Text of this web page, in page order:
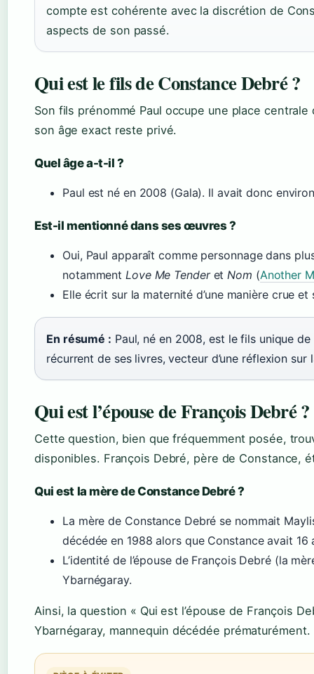
compte est cohérente avec la discrétion de
aspects de son passé.
Qui est le fils de Constance Debré ?
Son fils prénommé Paul occupe une place
son âge exact reste privé.
Quel âge a-t-il ?
Paul est né en 2008 (Gala). Il avait donc
Est-il mentionné dans ses œuvres ?
Oui, Paul apparaît comme personnage dans
notammentLove Me TenderetNom (Another
Elle écrit sur la maternité d’une manière crue
En résumé : Paul, né en 2008, est le fils unique
récurrent de ses livres, vecteur d’une réflexion
Qui est l’épouse de François Debré ?
Cette question, bien que fréquemment posée,
disponibles. François Debré, père de Constance,
Qui est la mère de Constance Debré ?
La mère de Constance Debré se nommait
décédée en 1988 alors que Constance avait 16
L’identité de l’épouse de François Debré (la
Ybarnégaray.
Ainsi, la question « Qui est l’épouse de François
Ybarnégaray, mannequin décédée prématurément.